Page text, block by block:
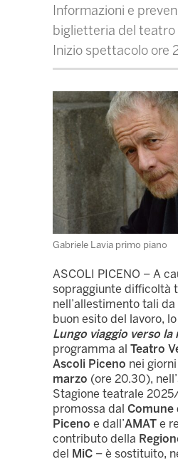
Informazioni e
biglietteria del
Inizio spettacolo ore
Gabriele Lavia primo piano
ASCOLI PICENO – A
sopraggiunte difficoltà
nell’allestimento tali
buon esito del lavoro,
Lungo viaggio verso la
programma al Teatro
Ascoli Piceno nei giorni
marzo (ore 20.30),
Stagione teatrale
promossa dal Comune
Piceno e dall’AMAT e
contributo della
del MiC – è sostituito,